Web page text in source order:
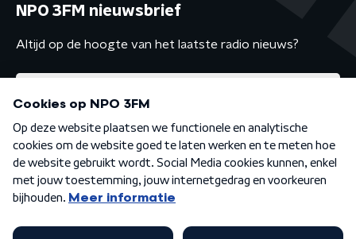
NPO 3FM nieuwsbrief
Altijd op de hoogte van het laatste radio nieuws?
Algemene voorwaarden Privacybeleid